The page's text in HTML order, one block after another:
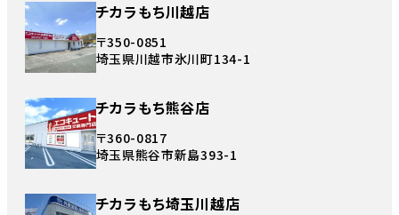
チカラもち川越店
〒350-0851
埼玉県川越市氷川町134-1
チカラもち熊谷店
〒360-0817
埼玉県熊谷市新島393-1
チカラもち埼玉川越店